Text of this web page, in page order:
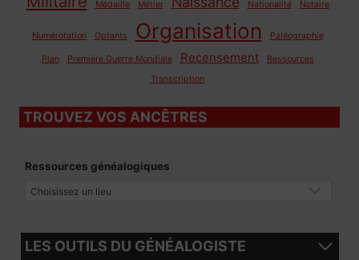
Médaille Métier Nationalité Notaire
Numérotation Optants Organisation Paléographie
Plan Première Guerre Mondiale Recensement
Ressources
Transcription
TROUVEZ VOS ANCÊTRES
Ressources généalogiques
LES OUTILS DU GÉNÉALOGISTE